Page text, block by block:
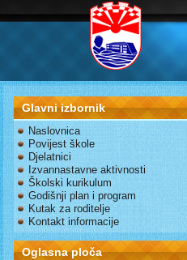
Glavni izbornik
Naslovnica
Povijest škole
Djelatnici
Izvannastavne aktivnosti
Školski kurikulum
Godišnji plan i program
Kutak za roditelje
Kontakt informacije
Oglasna ploča